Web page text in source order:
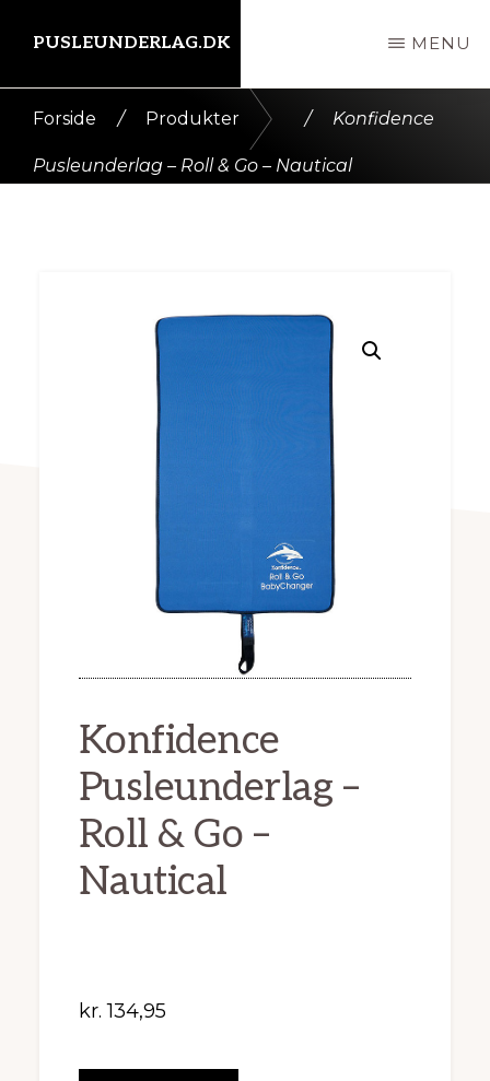
indhold
PUSLEUNDERLAG.DK MENU
Forside / Produkter / Konfidence
Pusleunderlag – Roll & Go – Nautical
Konfidence
Pusleunderlag –
Roll & Go –
Nautical
kr. 134,95